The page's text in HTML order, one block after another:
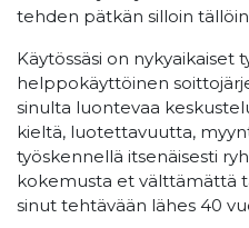
tehden pätkän silloin
Käytössäsi on nykyaikaiset
helppokäyttöinen
sinulta luontevaa
kieltä, luotettavuutta,
työskennellä itsenäisesti
kokemusta et välttämättä
sinut tehtävään lähes 40